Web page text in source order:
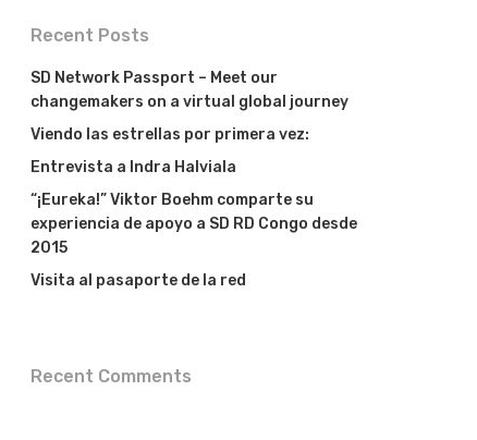
Recent Posts
SD Network Passport – Meet our
changemakers on a virtual global journey
Viendo las estrellas por primera vez:
Entrevista a Indra Halviala
“¡Eureka!” Viktor Boehm comparte su
experiencia de apoyo a SD RD Congo desde
2015
Visita al pasaporte de la red
Recent Comments